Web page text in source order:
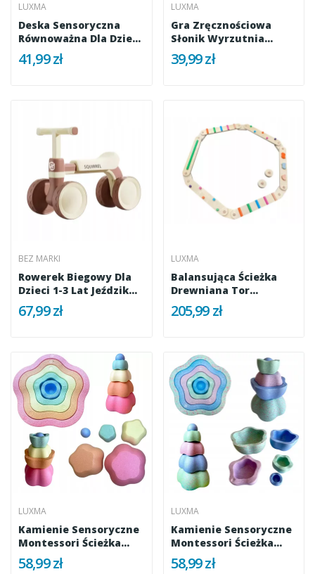
LUXMA
Deska Sensoryczna
Równoważna Dla Dzieci
Balans...
41,99 zł
LUXMA
Gra Zręcznościowa
Słonik Wyrzutnia
Dysków...
39,99 zł
BEZ MARKI
Rowerek Biegowy Dla
Dzieci 1-3 Lat Jeździk
Brązowy
67,99 zł
LUXMA
Balansująca Ścieżka
Drewniana Tor
Równowagi Dla...
205,99 zł
LUXMA
Kamienie Sensoryczne
Montessori Ścieżka...
58,99 zł
LUXMA
Kamienie Sensoryczne
Montessori Ścieżka...
58,99 zł